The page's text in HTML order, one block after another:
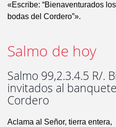
«Escribe: “Bienaventurados
bodas del Cordero”».
Salmo de hoy
Salmo 99,2.3.4.5 R/.
invitados al
Cordero
Aclama al Señor, tierra entera,